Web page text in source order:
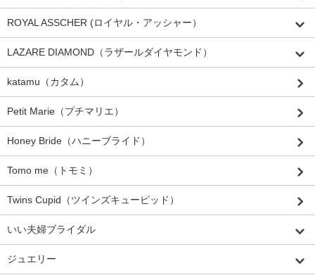
ROYAL ASSCHER (ロイヤル・アッシャー）
LAZARE DIAMOND（ラザールダイヤモンド）
katamu（カタム）
Petit Marie（プチマリエ）
Honey Bride（ハニーブライド）
Tomo me（トモミ）
Twins Cupid（ツインズキューピッド）
いい夫婦ブライダル
ジュエリー